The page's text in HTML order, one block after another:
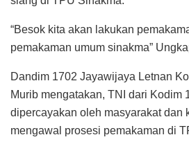
“Besok kita akan lakukan
pemakaman umum sinakma”
Dandim 1702 Jayawijaya Letnan
Murib mengatakan, TNI dari Kodim
dipercayakan oleh masyarakat dan
mengawal prosesi pemakaman di